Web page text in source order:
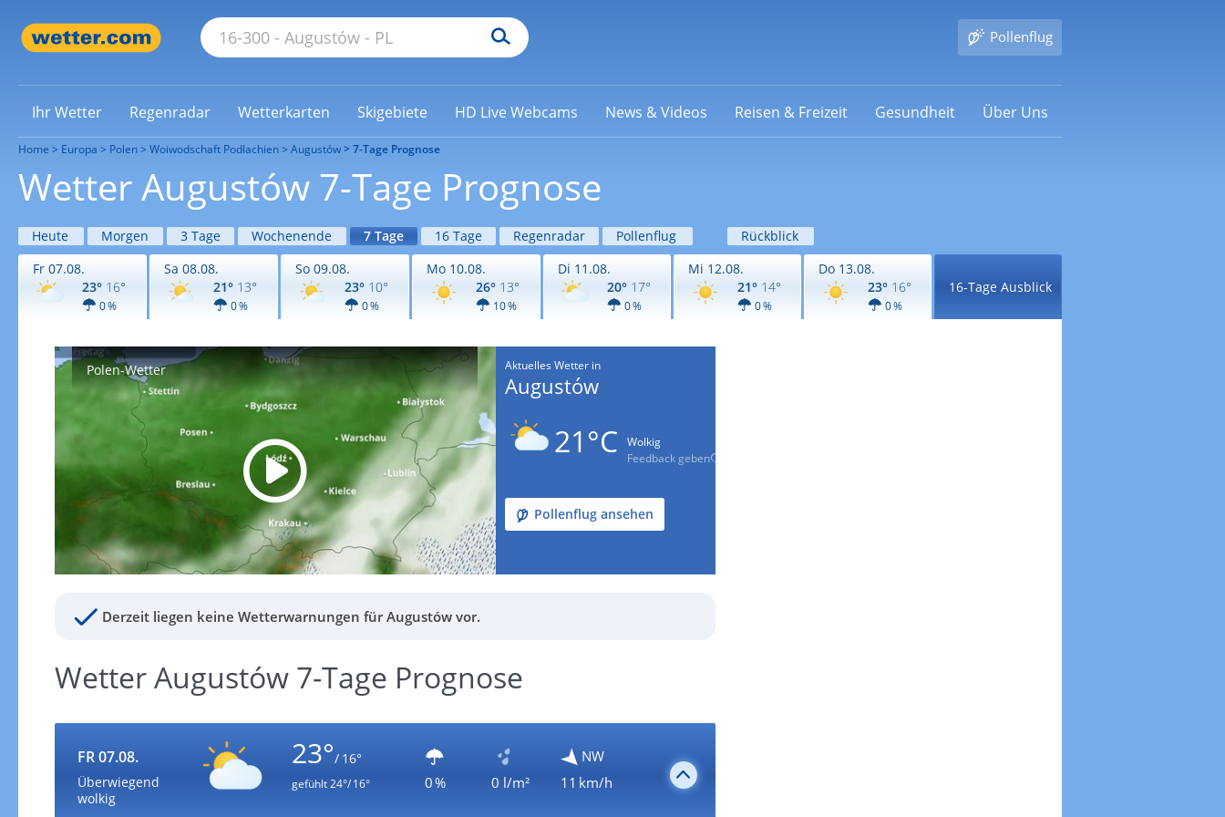
Pollenflug
Ihr Wetter Regenradar Wetterkarten Skigebiete HD Live Webcams News & Videos Reisen & Freizeit Gesundheit Über Uns
Home Europa Polen Woiwodschaft Podlachien Augustów 7-Tage Prognose
Wetter Augustów 7-Tage Prognose
Heute Morgen 3 Tage Wochenende 7 Tage 16 Tage Regenradar Pollenflug
Rückblick
Fr 07.08.
23° 16°
0 %
Sa 08.08.
21° 13°
0 %
So 09.08.
23° 10°
0 %
Mo 10.08.
26° 13°
10 %
Di 11.08.
20° 17°
0 %
Mi 12.08.
21° 14°
0 %
Do 13.08.
23° 16°
0 %
16-Tage Ausblick
Polen-Wetter Aktuelles Wetter in
Augustów
21°C
Wolkig
Feedback geben
Pollenflug ansehen
Derzeit liegen keine Wetterwarnungen für Augustów vor.
Wetter Augustów 7-Tage Prognose
FR 07.08.
Überwiegend
wolkig
23°/ 16°
gefühlt24°/ 16° 0 % 0 l/m²
NW
11 km/h